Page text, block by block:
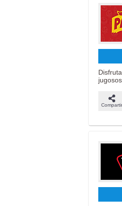
Compartir